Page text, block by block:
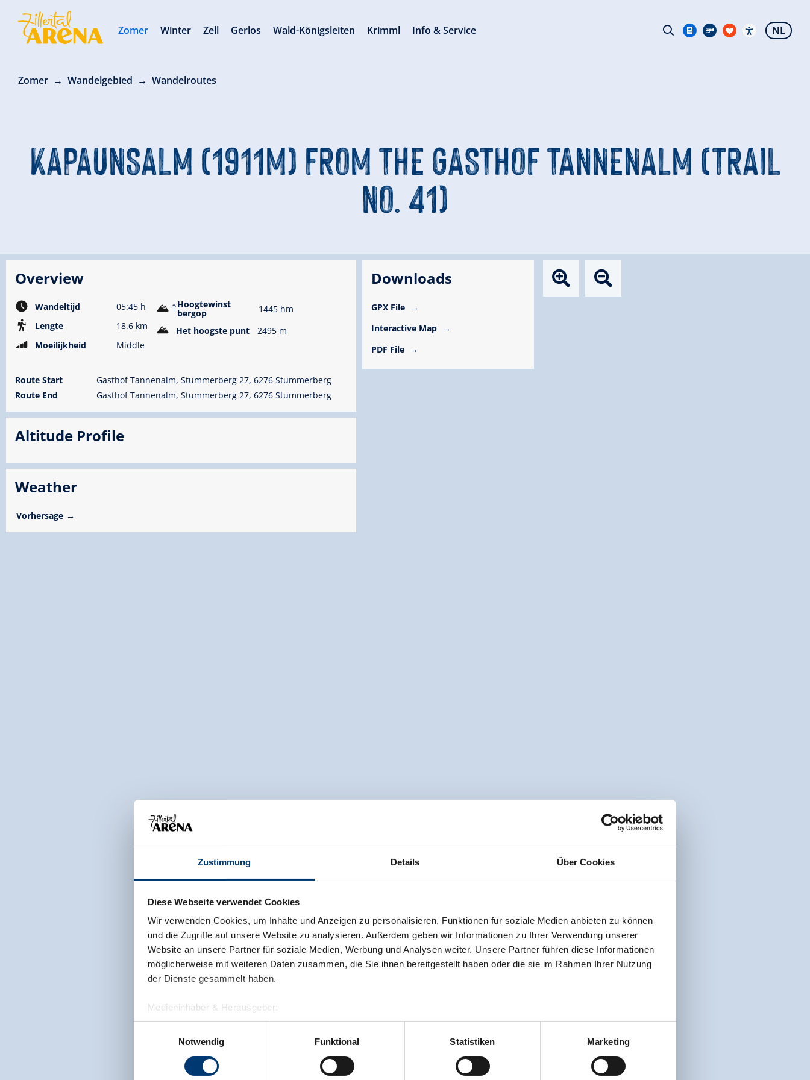
Zustimmung Details Über Cookies
Diese Webseite verwendet Cookies
Wir verwenden Cookies, um Inhalte und Anzeigen zu personalisieren, Funktionen für soziale Medien anbieten zu können
und die Zugriffe auf unsere Website zu analysieren. Außerdem geben wir Informationen zu Ihrer Verwendung unserer
Website an unsere Partner für soziale Medien, Werbung und Analysen weiter. Unsere Partner führen diese Informationen
möglicherweise mit weiteren Daten zusammen, die Sie ihnen bereitgestellt haben oder die sie im Rahmen Ihrer Nutzung
der Dienste gesammelt haben.
Medieninhaber & Herausgeber:
Zeller Bergbahnen Zillertal GmbH & Co KG
Rohr 23// A-6280 Zell am Ziller
www.zillertalarena.com
Notwendig
Funktional Statistiken Marketing
Zomer Wandelgebied Wandelroutes
KAPAUNSALM (1911M) FROM THE GASTHOF TANNENALM (TRAIL
NO. 41)
Overview
Wandeltijd
05:45 h
Lengte
18.6 km
Moeilijkheid
Middle
Hoogtewinst
bergop
1445 hm
Het hoogste punt
2495 m
Route Start
Gasthof Tannenalm, Stummerberg 27, 6276 Stummerberg
Route End
Gasthof Tannenalm, Stummerberg 27, 6276 Stummerberg
Altitude Profile
Weather
Vorhersage
Downloads
GPX File
Interactive Map
PDF File
Zomer Winter Zell Gerlos Wald-Königsleiten Krimml Info & Service NL